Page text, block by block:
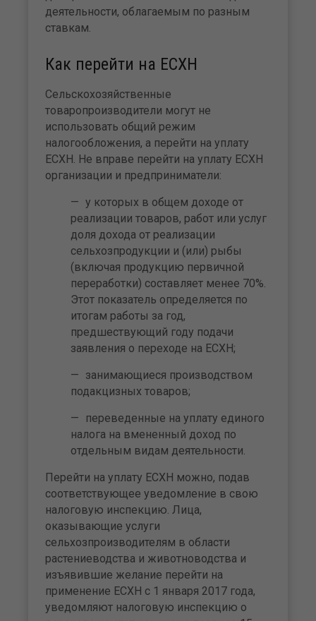
деятельности, облагаемым по разным
ставкам.
Как перейти на ЕСХН
Сельскохозяйственные
товаропроизводители могут не
использовать общий режим
налогообложения, а перейти на уплату
ЕСХН. Не вправе перейти на уплату ЕСХН
организации и предприниматели:
у которых в общем доходе от
реализации товаров, работ или услуг
доля дохода от реализации
сельхозпродукции и (или) рыбы
(включая продукцию первичной
переработки) составляет менее 70%.
Этот показатель определяется по
итогам работы за год,
предшествующий году подачи
заявления о переходе на ЕСХН;
занимающиеся производством
подакцизных товаров;
переведенные на уплату единого
налога на вмененный доход по
отдельным видам деятельности.
Перейти на уплату ЕСХН можно, подав
соответствующее уведомление в свою
налоговую инспекцию. Лица,
оказывающие услуги
сельхозпроизводителям в области
растениеводства и животноводства и
изъявившие желание перейти на
применение ЕСХН с 1 января 2017 года,
уведомляют налоговую инспекцию о